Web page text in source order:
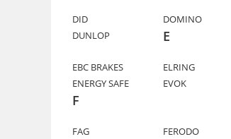
DID
DOMINO
DUNLOP
E
EBC BRAKES
ELRING
ENERGY SAFE
EVOK
F
FAG FERODO